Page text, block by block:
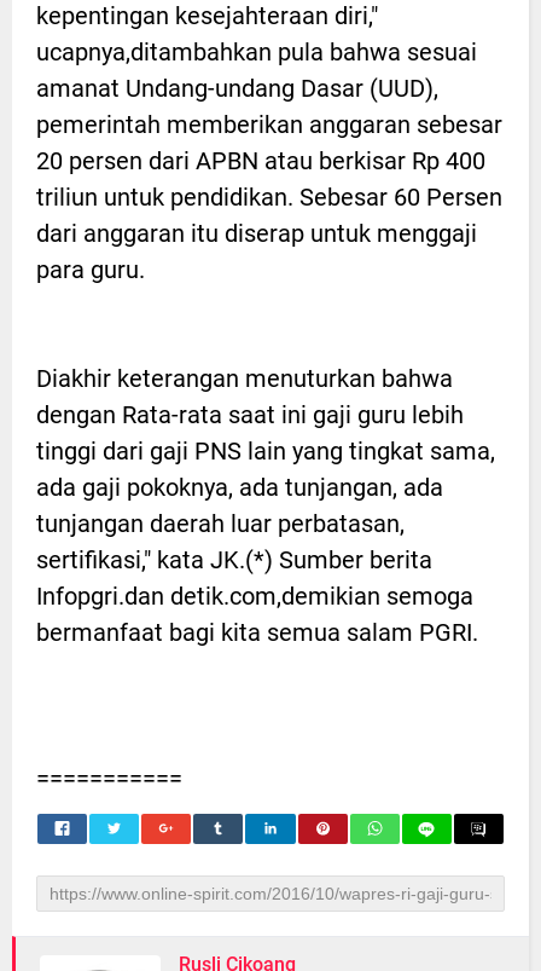
kepentingan kesejahteraan diri,"
ucapnya,ditambahkan pula bahwa sesuai
amanat Undang-undang Dasar (UUD),
pemerintah memberikan anggaran sebesar
20 persen dari APBN atau berkisar Rp 400
triliun untuk pendidikan. Sebesar 60 Persen
dari anggaran itu diserap untuk menggaji
para guru.
Diakhir keterangan menuturkan bahwa
dengan Rata-rata saat ini gaji guru lebih
tinggi dari gaji PNS lain yang tingkat sama,
ada gaji pokoknya, ada tunjangan, ada
tunjangan daerah luar perbatasan,
sertifikasi," kata JK.(*) Sumber berita
Infopgri.dan detik.com,demikian semoga
bermanfaat bagi kita semua salam PGRI.
===========
Rusli Cikoang